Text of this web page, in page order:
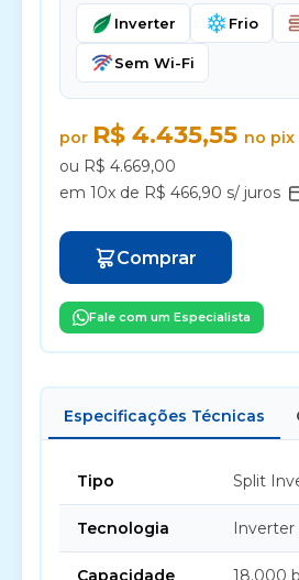
Inverter Frio
Sem Wi-Fi
por R$ 4.435,55 no pix
ou R$ 4.669,00
em 10x de R$ 466,90 s/ juros
Comprar
Fale com um Especialista
Especificações Técnicas
Tipo Split
Tecnologia Inverter
Capacidade 18.000